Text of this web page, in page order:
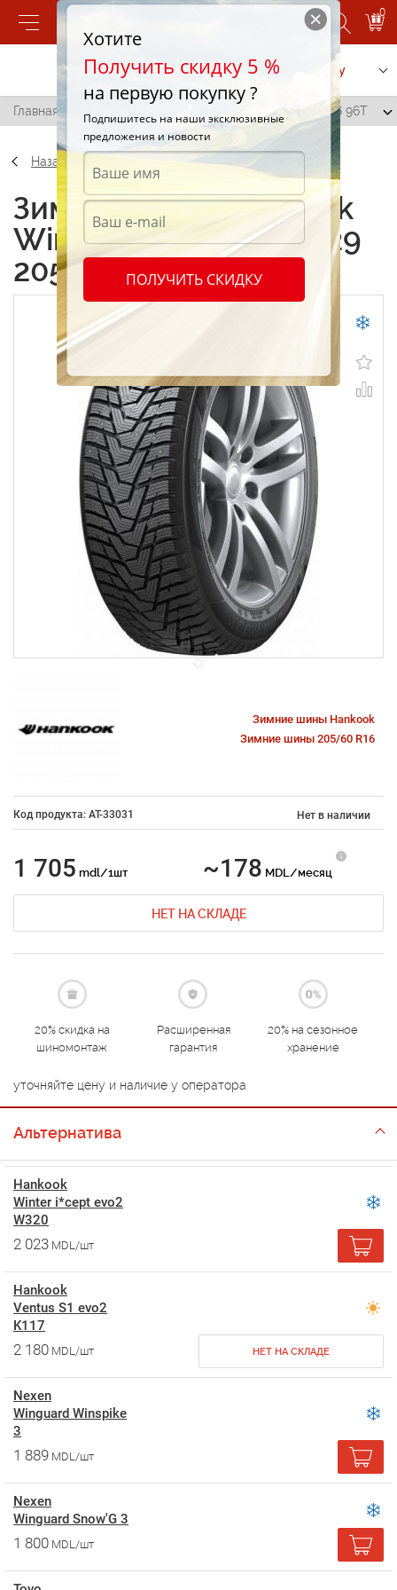
0
Позвонить Заказать услугу
Главная / Hankook Winter i*Pike RS 2 W429 205/60 R16 96T
Назад
Зимние шины Hankook
Winter i*Pike RS 2 W429
205/60 R16 96T
Зимние шины Hankook
Зимние шины 205/60 R16
Код продукта: AT-33031 Нет в наличии
1 705 mdl/1шт ~178 MDL/месяц
НЕТ НА СКЛАДЕ
20% скидка на
шиномонтаж
Расширенная
гарантия
20% на сезонное
хранение
уточняйте цену и наличие у оператора
Альтернатива
Hankook
Winter i*cept evo2
W320
2 023 MDL/шт
Hankook
Ventus S1 evo2
K117
2 180 MDL/шт НЕТ НА СКЛАДЕ
Nexen
Winguard Winspike
3
1 889 MDL/шт
Nexen
Winguard Snow'G 3
1 800 MDL/шт
Хотите
Получить скидку 5 %
на первую покупку ?
Подпишитесь на наши эксклюзивные
предложения и новости
ПОЛУЧИТЬ СКИДКУ